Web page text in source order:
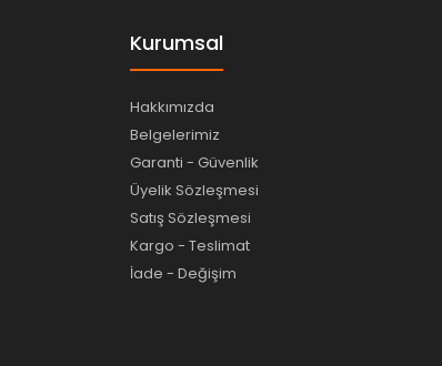
Kurumsal
Hakkımızda
Belgelerimiz
Garanti - Güvenlik
Üyelik Sözleşmesi
Satış Sözleşmesi
Kargo - Teslimat
İade - Değişim